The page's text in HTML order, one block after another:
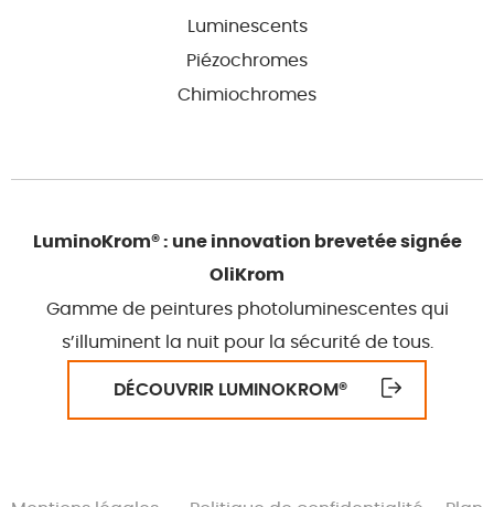
Luminescents
Piézochromes
Chimiochromes
LuminoKrom® : une innovation brevetée signée
OliKrom
Gamme de peintures photoluminescentes qui
s’illuminent la nuit pour la sécurité de tous.
DÉCOUVRIR LUMINOKROM®